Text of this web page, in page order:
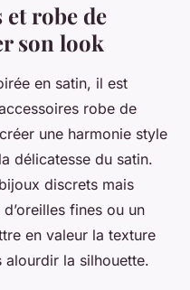
robe de
son look
en satin, il est
robe de
une harmonie style
délicatesse du satin.
discrets mais
fines ou un
en valeur la texture
alourdir la silhouette.